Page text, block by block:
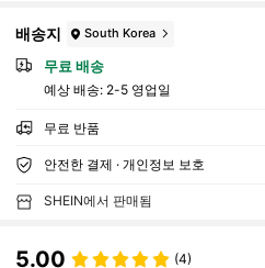
배송지 South Korea
무료 배송
예상 배송: 2-5 영업일
무료 반품
안전한 결제 · 개인정보 보호
SHEIN에서 판매됨
5.00 (4)